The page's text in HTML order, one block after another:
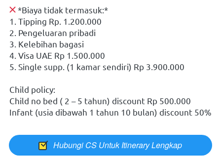
*Biaya tidak termasuk:*
1. Tipping Rp. 1.200.000
2. Pengeluaran pribadi
3. Kelebihan bagasi
4. Visa UAE Rp 1.500.000
5. Single supp. (1 kamar sendiri) Rp 3.900.000
Child policy:
Child no bed ( 2 – 5 tahun) discount Rp 500.000
Infant (usia dibawah 1 tahun 10 bulan) discount 50%
` Hubungi CS Untuk Itinerary Lengkap